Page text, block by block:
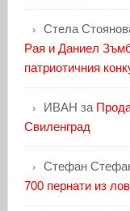
Стела
Рая и Даниел
патриотичния
ИВАН за
Свиленград
Стефан
700 пернати из